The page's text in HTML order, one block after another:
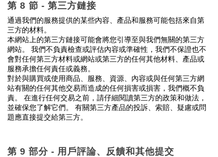
第 8 節 - 第三方鏈接
通過我們的服務提供的某些內容、產品和服務可能包括來自第
三方的材料。
本網站上的第三方鏈接可能會將您引導至與我們無關的第三方
網站。 我們不負責檢查或評估內容或準確性，我們不保證也不
會對任何第三方材料或網站或第三方的任何其他材料、產品或
服務承擔任何責任或義務。
對於與購買或使用商品、服務、資源、內容或與任何第三方網
站有關的任何其他交易而造成的任何損害或損害，我們概不負
責。 在進行任何交易之前，請仔細閱讀第三方的政策和做法，
並確保您了解它們。 有關第三方產品的投訴、索賠、疑慮或問
題應直接提交給第三方。
第 9 部分 - 用戶評論、反饋和其他提交